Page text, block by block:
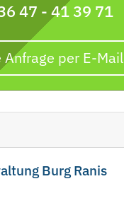
47 - 41 39 71
Anfrage per E-Mail
Burg Ranis